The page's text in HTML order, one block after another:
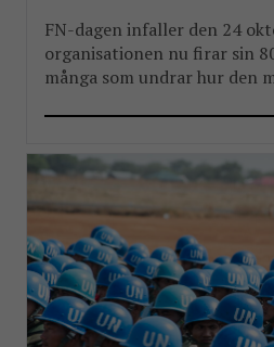
FN-dagen infaller den 24
organisationen nu firar sin
många som undrar hur den